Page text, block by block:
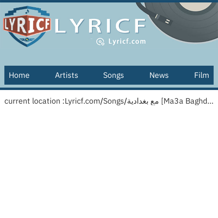
Home Artists Songs News Film
current location :Lyricf.com/Songs/ مع بغدادية [Ma3a Baghdadia] [English translation]